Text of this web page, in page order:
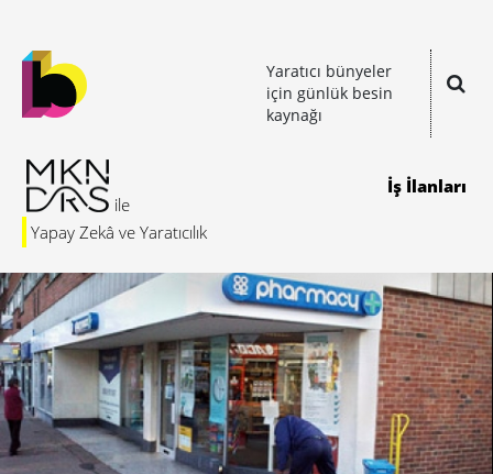
Yaratıcı bünyeler
için günlük besin
kaynağı
Yapay Zekâ ve Yaratıcılık
İş İlanları